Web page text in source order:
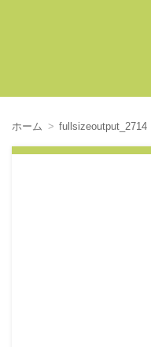
ホーム fullsizeoutput_2714